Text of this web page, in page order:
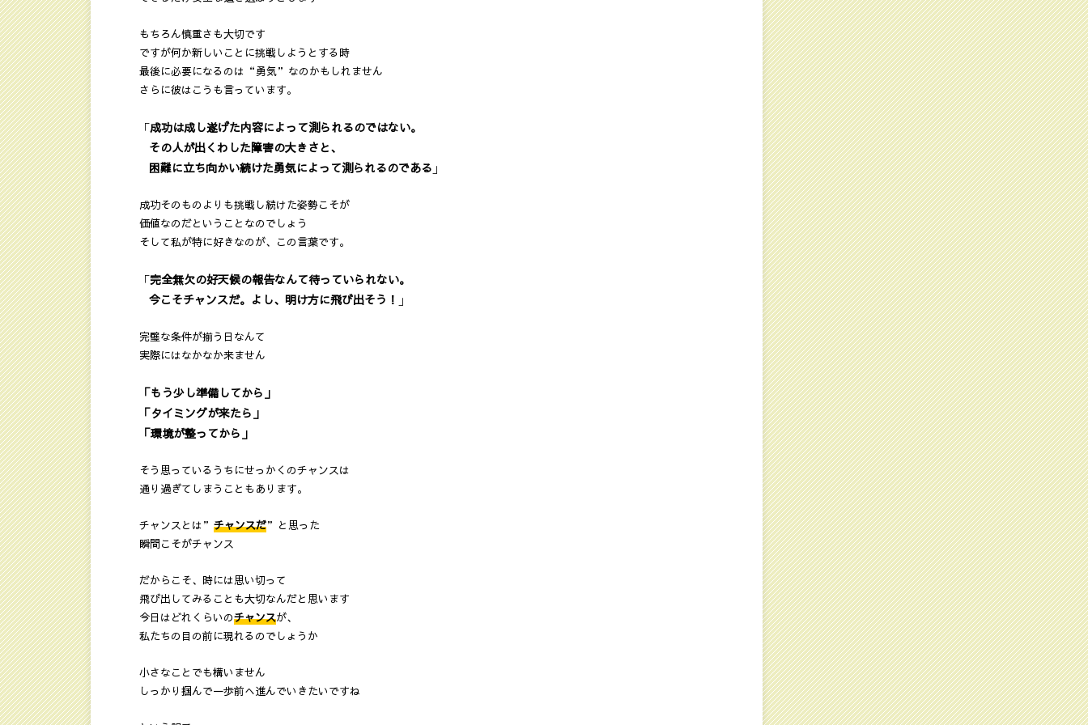
もちろん慎重さも大切です
ですが何か新しいことに挑戦しようとする時
最後に必要になるのは“勇気”なのかもしれません
さらに彼はこうも言っています。
「成功は成し遂げた内容によって測られるのではない。
その人が出くわした障害の大きさと、
困難に立ち向かい続けた勇気によって測られるのである 」
成功そのものよりも挑戦し続けた姿勢こそが
価値なのだということなのでしょう
そして私が特に好きなのが、この言葉です。
「完全無欠の好天候の報告なんて待っていられない。
今こそチャンスだ。よし、明け方に飛び出そう！ 」
完璧な条件が揃う日なんて
実際にはなかなか来ません
「もう少し準備してから」
「タイミングが来たら」
「環境が整ってから」
そう思っているうちにせっかくのチャンスは
通り過ぎてしまうこともあります。
チャンスとは” チャンスだ”と思った
瞬間こそがチャンス
だからこそ、時には思い切って
飛び出してみることも大切なんだと思います
今日はどれくらいのチャンスが、
私たちの目の前に現れるのでしょうか
小さなことでも構いません
しっかり掴んで一歩前へ進んでいきたいですね